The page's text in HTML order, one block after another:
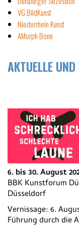
VG BildKunst
Niederrhein Kunst
AMorph Bonn
AKTUELLE
6. bis 30. August
BBK Kunstforum
Düsseldorf
Vernissage: 6.
Führung durch die